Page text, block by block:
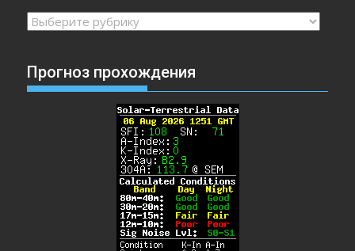
Рубрики
Прогноз прохождения